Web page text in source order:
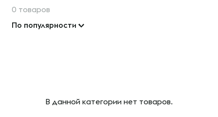
0 товаров
По популярности
В данной категории нет товаров.